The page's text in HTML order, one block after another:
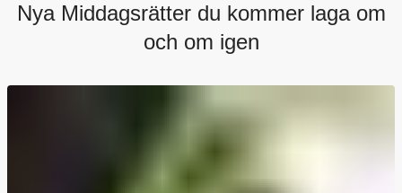
Nya Middagsrätter du kommer laga om
och om igen